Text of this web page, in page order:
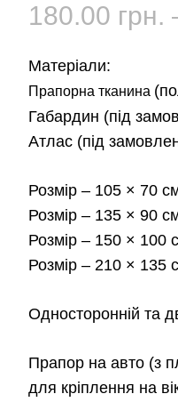
180.00 грн.
Матеріали:
Прапорна тканина
Габардин (під
Атлас (під
Розмір – 105 × 70
Розмір – 135 × 90
Розмір – 150 × 100
Розмір – 210 × 135
Односторонній та
Прапор на авто (з
для кріплення на